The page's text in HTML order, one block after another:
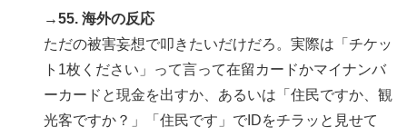
→55. 海外の反応
ただの被害妄想で叩きたいだけだろ。実際は「チケッ
ト1枚ください」って言って在留カードかマイナンバ
ーカードと現金を出すか、あるいは「住民ですか、観
光客ですか？」「住民です」でIDをチラッと見せて